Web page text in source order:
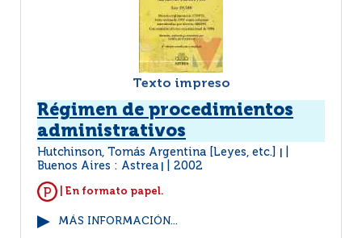
Texto impreso
Régimen de procedimientos
administrativos
Hutchinson, Tomás Argentina [Leyes, etc.]
Buenos Aires : Astrea 2002
| En formato papel.
MÁS INFORMACIÓN...